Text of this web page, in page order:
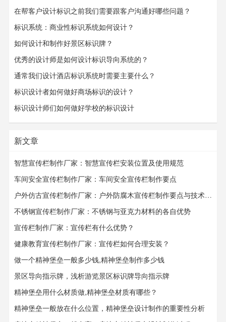
在帮客户设计标识之前我们需要跟客户沟通好哪些问题？
标识系统：商业性标识系统如何设计？
如何设计和制作好景区标识牌？
优秀的设计师是如何设计标识导向系统的？
通常我们设计酒店标识系统时需要主要什么？
标识设计者如何做好商场标识的设计？
标识设计师们如何做好学校的标识设计
新文章
智慧宣传栏制作厂家：智慧宣传栏安装位置及使用规范
车间安全宣传栏制作厂家：车间安全宣传栏​​​​​​​制作要点
户外仿古宣传栏制作厂家：户外防腐木宣传栏制作要点与技术要求
不锈钢宣传栏制作厂家：不锈钢与亚克力材料的各自优势
宣传栏制作厂家：宣传栏有什么优势？
健康教育宣传栏制作厂家：宣传栏如何合理安装？
做一个精神堡垒一般多少钱,精神堡垒制作多少钱
景区导向指示牌，浅析游览景区标识牌导向指示牌
精神堡垒用什么材质做,精神堡垒材质有哪些？
精神堡垒一般放在什么位置，精神堡垒设计制作的重要性分析